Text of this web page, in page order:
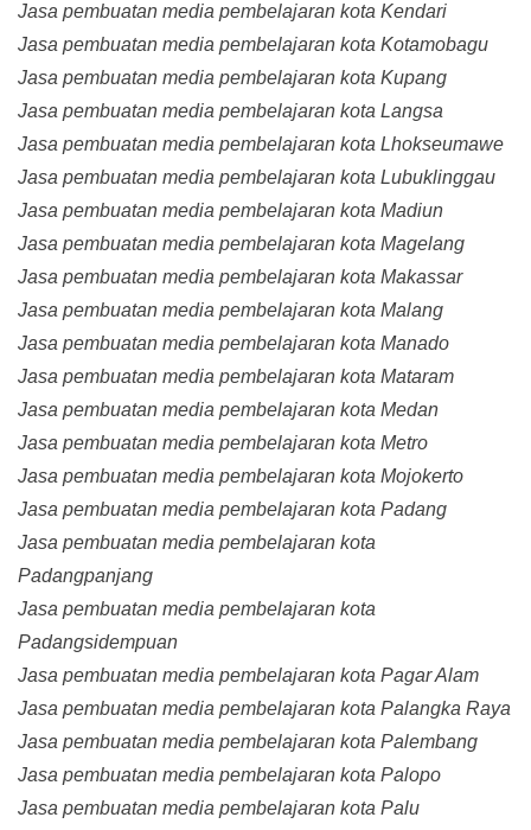
Jasa pembuatan media pembelajaran kota Kendari
Jasa pembuatan media pembelajaran kota Kotamobagu
Jasa pembuatan media pembelajaran kota Kupang
Jasa pembuatan media pembelajaran kota Langsa
Jasa pembuatan media pembelajaran kota Lhokseumawe
Jasa pembuatan media pembelajaran kota Lubuklinggau
Jasa pembuatan media pembelajaran kota Madiun
Jasa pembuatan media pembelajaran kota Magelang
Jasa pembuatan media pembelajaran kota Makassar
Jasa pembuatan media pembelajaran kota Malang
Jasa pembuatan media pembelajaran kota Manado
Jasa pembuatan media pembelajaran kota Mataram
Jasa pembuatan media pembelajaran kota Medan
Jasa pembuatan media pembelajaran kota Metro
Jasa pembuatan media pembelajaran kota Mojokerto
Jasa pembuatan media pembelajaran kota Padang
Jasa pembuatan media pembelajaran kota
Padangpanjang
Jasa pembuatan media pembelajaran kota
Padangsidempuan
Jasa pembuatan media pembelajaran kota Pagar Alam
Jasa pembuatan media pembelajaran kota Palangka Raya
Jasa pembuatan media pembelajaran kota Palembang
Jasa pembuatan media pembelajaran kota Palopo
Jasa pembuatan media pembelajaran kota Palu